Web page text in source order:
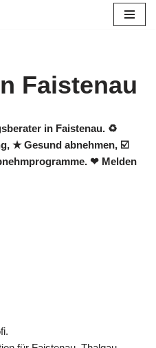
Faistenau
in Faistenau. ♻
★ Gesund abnehmen, ☑️
❤ Melden